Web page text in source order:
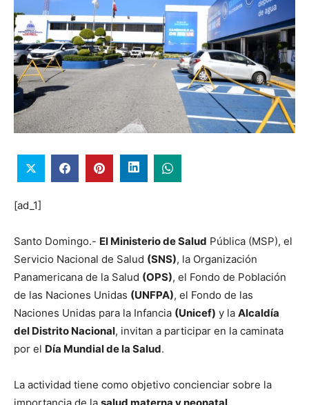
[ad_1]
Santo Domingo.- El Ministerio de Salud Pública (MSP), el
Servicio Nacional de Salud (SNS), la Organización
Panamericana de la Salud (OPS), el Fondo de Población
de las Naciones Unidas (UNFPA), el Fondo de las
Naciones Unidas para la Infancia (Unicef) y la Alcaldía
del Distrito Nacional, invitan a participar en la caminata
por el Día Mundial de la Salud.
La actividad tiene como objetivo concienciar sobre la
importancia de la salud materna y neonatal,